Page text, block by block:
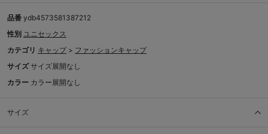
品番 ydb4573581387212
性別 ユニセックス
カテゴリ キャップ > ファッションキャップ
サイズ サイズ展開なし
カラー カラー展開なし
サイズ